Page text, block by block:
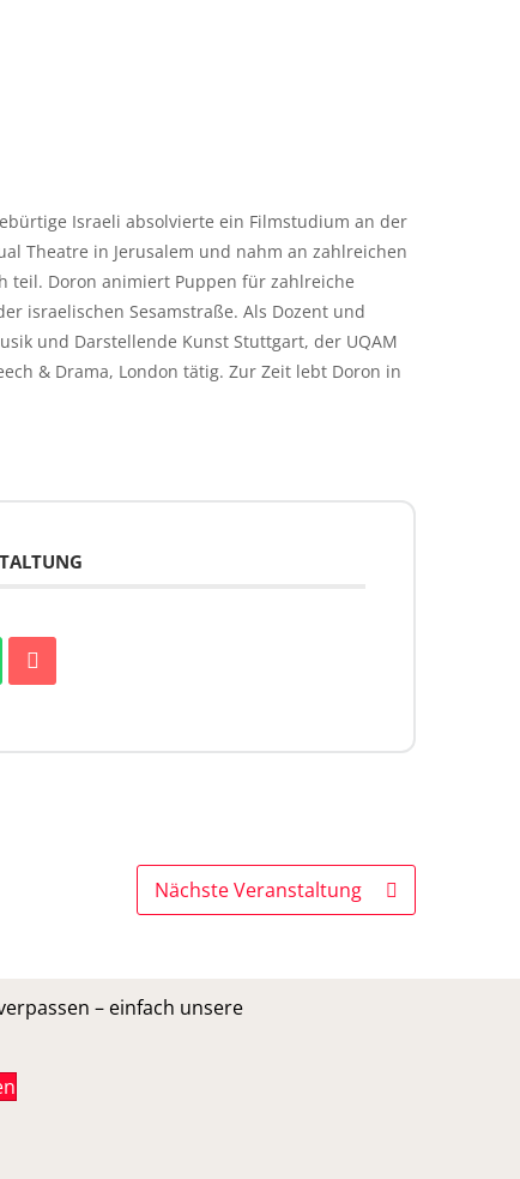
Israeli absolvierte ein Filmstudium an der
Theatre in Jerusalem und nahm an zahlreichen
teil. Doron animiert Puppen für zahlreiche
israelischen Sesamstraße. Als Dozent und
und Darstellende Kunst Stuttgart, der UQAM
& Drama, London tätig. Zur Zeit lebt Doron in
Nächste Veranstaltung
– einfach unsere